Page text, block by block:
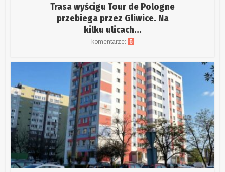
Trasa wyścigu Tour de Pologne
przebiega przez Gliwice. Na
kilku ulicach...
komentarze: 6